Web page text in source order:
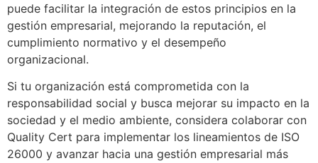
puede facilitar la integración de estos principios en la
gestión empresarial, mejorando la reputación, el
cumplimiento normativo y el desempeño
organizacional.
Si tu organización está comprometida con la
responsabilidad social y busca mejorar su impacto en la
sociedad y el medio ambiente, considera colaborar con
Quality Cert para implementar los lineamientos de ISO
26000 y avanzar hacia una gestión empresarial más